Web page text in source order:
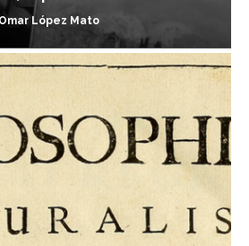
Omar López Mato